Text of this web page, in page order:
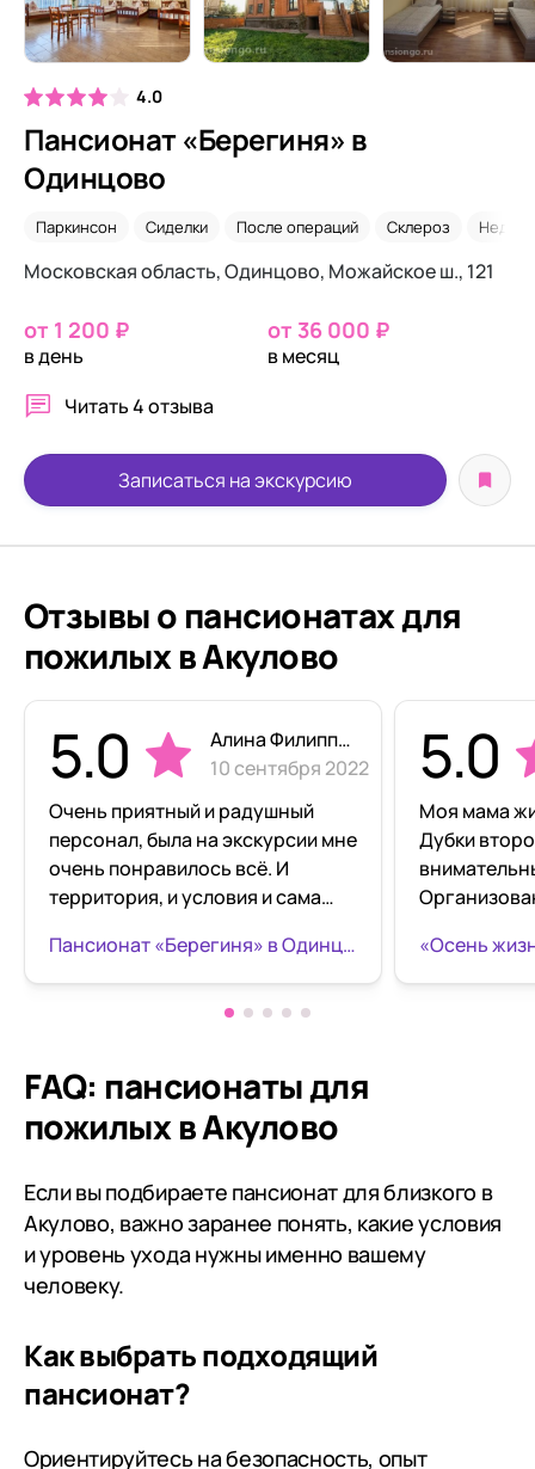
4.0
Пансионат «Берегиня» в
Одинцово
Паркинсон Сиделки После операций Склероз
Московская область, Одинцово, Можайское ш., 121
от 1 200 ₽
в день
от 36 000 ₽
в месяц
Читать4 отзыва
Записаться на экскурсию
Отзывы о пансионатах для
пожилых в Акулово
5.0
Алина Филиппова
10 сентября 2022
Очень приятный и радушный
персонал, была на экскурсии мне
очень понравилось всё. И
территория, и условия и сама
решение остановить выбор
именно на этом пансионате.
Пансионат «Берегиня» в Одинцово
5.0
Моя мама
Дубки
всегда
«Осень
FAQ: пансионаты для
пожилых в Акулово
Если вы подбираете пансионат для близкого в
Акулово, важно заранее понять, какие условия
и уровень ухода нужны именно вашему
человеку.
Как выбрать подходящий
пансионат?
Ориентируйтесь на безопасность, опыт